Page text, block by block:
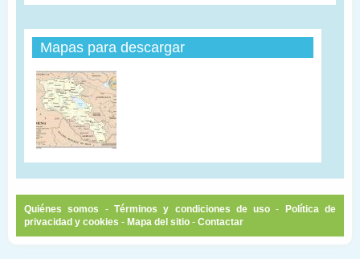
Mapas para descargar
Quiénes somos - Términos y condiciones de uso -
Política de
privacidad y cookies - Mapa del sitio - Contactar